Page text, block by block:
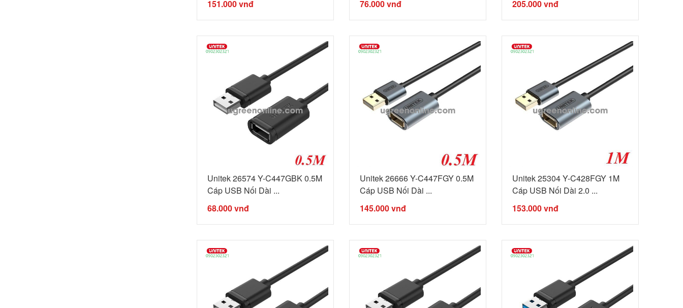
151.000vnđ
76.000vnđ
205.000vnđ
Unitek 26574 Y-C447GBK 0.5M
Cáp USB Nối Dài ...
68.000vnđ
Unitek 26666 Y-C447FGY 0.5M
Cáp USB Nối Dài ...
145.000vnđ
Unitek 25304 Y-C428FGY 1M
Cáp USB Nối Dài 2.0 ...
153.000vnđ